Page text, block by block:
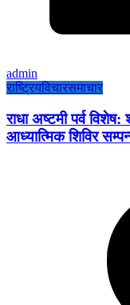
admin
राष्ट्रियविचारसमाचार
राधा अष्टमी पर्व
आध्यात्मिक शिविर